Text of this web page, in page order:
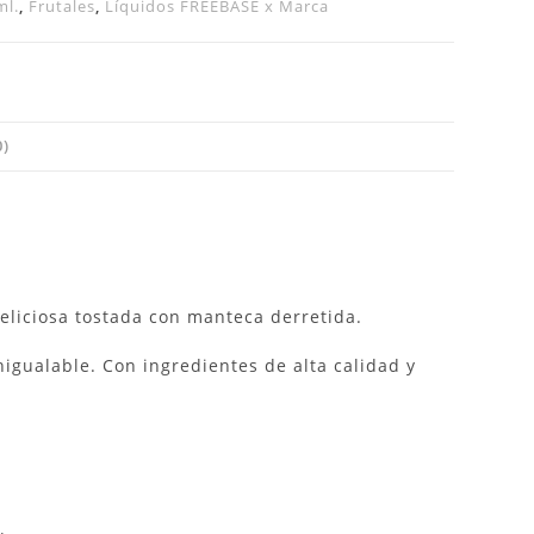
, Frutales, Líquidos FREEBASE x Marca
tostada con manteca derretida.
Con ingredientes de alta calidad y